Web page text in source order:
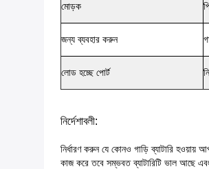
মোড়ক
জন্য ব্যবহার করুন
লোড হচ্ছে পোর্ট
নির্দেশাবলী:
নির্ধারণ করুন যে কোনও গাড়ি ব্যাটারি হওয়ায়
কাজ করে তবে সম্ভবত ব্যাটারিটি ভাল আছে